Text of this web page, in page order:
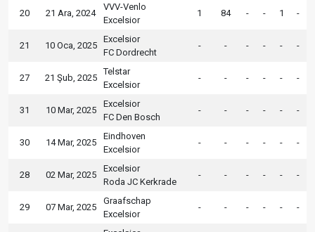
20 21 Ara, 2024
VVV-Venlo
Excelsior
1 84 - - 1 -
21 10 Oca, 2025
Excelsior
FC Dordrecht
- - - - - -
27 21 Şub, 2025
Telstar
Excelsior
- - - - - -
31 10 Mar, 2025
Excelsior
FC Den Bosch
- - - - - -
30 14 Mar, 2025
Eindhoven
Excelsior
- - - - - -
28 02 Mar, 2025
Excelsior
Roda JC Kerkrade
- - - - - -
29 07 Mar, 2025
Graafschap
Excelsior
- - - - - -